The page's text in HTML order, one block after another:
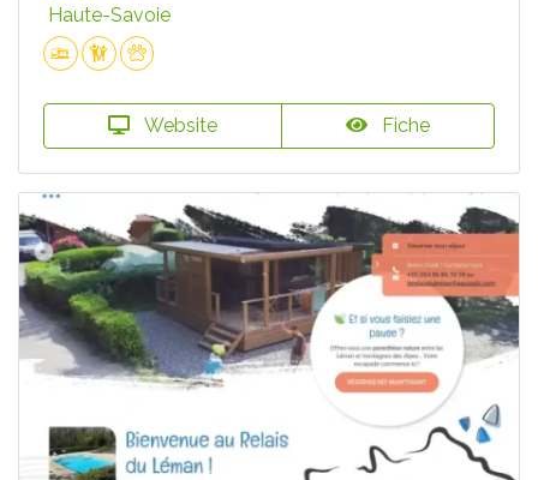
Haute-Savoie
Website Fiche